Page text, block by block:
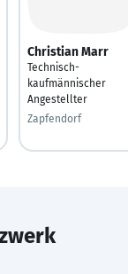
Christian Marr
Technisch-
kaufmännischer
Angestellter
Zapfendorf